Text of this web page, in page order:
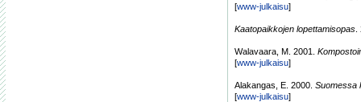
[www-julkaisu]
Kaatopaikkojen lopettamisopas
Walavaara, M. 2001.
[www-julkaisu]
Alakangas, E. 2000. Suomessa
[www-julkaisu]